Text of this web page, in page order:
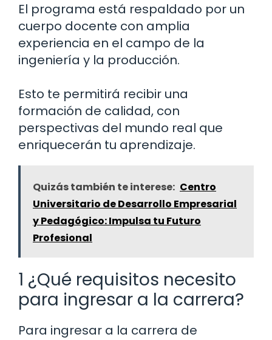
El programa está respaldado por un
cuerpo docente con amplia
experiencia en el campo de la
ingeniería y la producción.
Esto te permitirá recibir una
formación de calidad, con
perspectivas del mundo real que
enriquecerán tu aprendizaje.
Quizás también te interese: Centro
Universitario de Desarrollo Empresarial
y Pedagógico: Impulsa tu Futuro
Profesional
1 ¿Qué requisitos necesito
para ingresar a la carrera?
Para ingresar a la carrera de